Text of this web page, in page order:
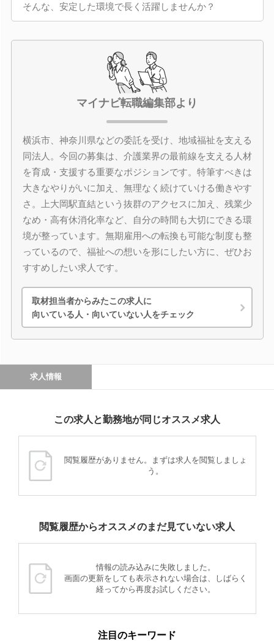
そんな、安定した環境で長く活躍しませんか？
マイナビ転職編集部より
横浜市、神奈川県などの委託を受け、地域福祉を支える
同法人。今回の募集は、介護業界の最前線を支える人材
を育成・支援する重要なポジションです。特筆すべきは
大きなやりがいに加え、無理なく続けていける働きやす
さ。上大岡駅直結という抜群のアクセスに加え、残業少
なめ・高有休消化率など、自分の時間も大切にできる環
境が整っています。無期雇用への転換も可能な制度も整
っているので、福祉への想いを形にしたい方に、ぜひお
すすめしたい求人です。
取材担当者からみたこの求人に
向いている人・向いていない人をチェック
求人情報
この求人と勤務地が同じオススメ求人
閲覧履歴がありません。まずは求人を閲覧しましょ
う。
閲覧履歴からオススメのまだ見ていない求人
情報の読み込みに失敗しました。
画面の更新をしても表示されない場合は、しばらく
経ってから再度お試しください。
注目のキーワード